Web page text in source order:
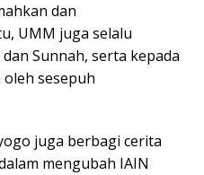
dan
UMM juga selalu
Sunnah, serta kepada
sesepuh
juga berbagi cerita
mengubah IAIN